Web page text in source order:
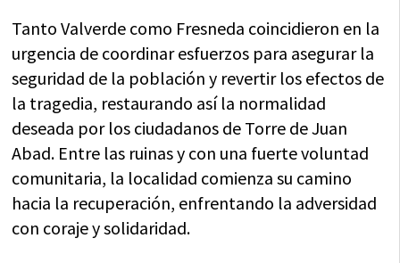
Tanto Valverde como Fresneda coincidieron en la
urgencia de coordinar esfuerzos para asegurar la
seguridad de la población y revertir los efectos de
la tragedia, restaurando así la normalidad
deseada por los ciudadanos de Torre de Juan
Abad. Entre las ruinas y con una fuerte voluntad
comunitaria, la localidad comienza su camino
hacia la recuperación, enfrentando la adversidad
con coraje y solidaridad.